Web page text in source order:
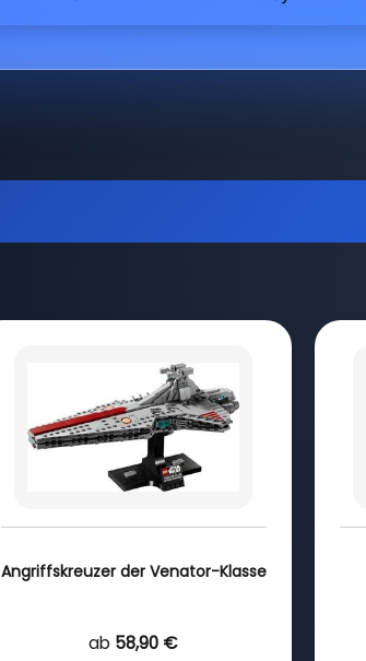
Angriffskreuzer der Venator-Klasse
ab 58,90 €